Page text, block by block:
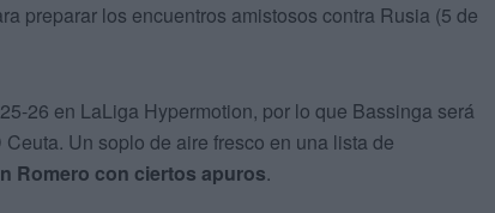
preparar los encuentros amistosos contra Rusia (5 de
26 en LaLiga Hypermotion, por lo que Bassinga será
Un soplo de aire fresco en una lista de
Romero con ciertos apuros.